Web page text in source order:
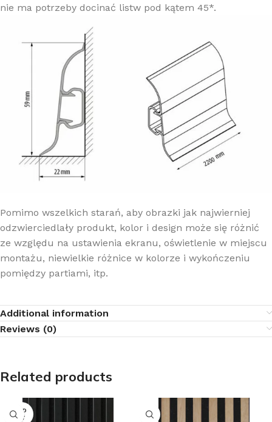
nie ma potrzeby docinać listw pod kątem 45*.
Pomimo wszelkich starań, aby obrazki jak najwierniej
odzwierciedlały produkt, kolor i design może się różnić
ze względu na ustawienia ekranu, oświetlenie w miejscu
montażu, niewielkie różnice w kolorze i wykończeniu
pomiędzy partiami, itp.
Additional information
Reviews (0)
Related products
SOLD
OUT